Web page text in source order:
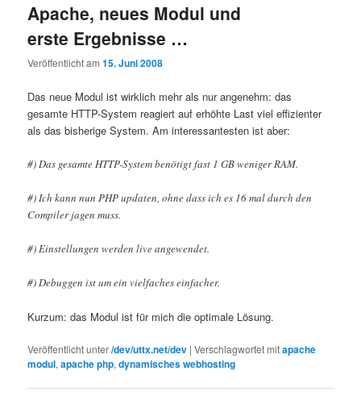
Apache, neues Modul und
erste Ergebnisse …
Veröffentlicht am15. Juni 2008
Das neue Modul ist wirklich mehr als nur angenehm: das
gesamte HTTP-System reagiert auf erhöhte Last viel effizienter
als das bisherige System. Am interessantesten ist aber:
#) Das gesamte HTTP-System benötigt fast 1 GB weniger RAM.
#) Ich kann nun PHP updaten, ohne dass ich es 16 mal durch den
Compiler jagen muss.
#) Einstellungen werden live angewendet.
#) Debuggen ist um ein vielfaches einfacher.
Kurzum: das Modul ist für mich die optimale Lösung.
Veröffentlicht unter/dev/uttx.net/dev |Verschlagwortet mitapache
modul,apache php,dynamisches webhosting